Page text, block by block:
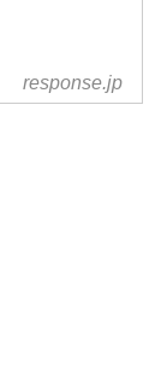
response.jp